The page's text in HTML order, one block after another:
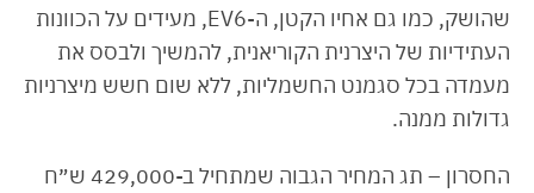
שהושק, כמו גם אחיו הקטן, ה-EV6, מעידים על הכוונות
העתידיות של היצרנית הקוריאנית, להמשיך ולבסס את
מעמדה בכל סגמנט החשמליות, ללא שום חשש מיצרניות
גדולות ממנה.
החסרון – תג המחיר הגבוה שמתחיל ב-429,000 ש״ח